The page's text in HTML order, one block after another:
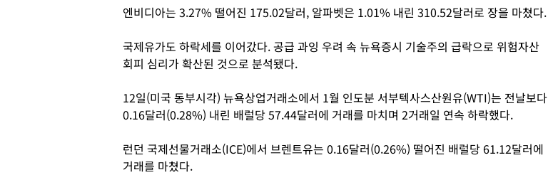
엔비디아는 3.27% 떨어진 175.02달러, 알파벳은 1.01% 내린 310.52달러로 장을 마쳤다.
국제유가도 하락세를 이어갔다. 공급 과잉 우려 속 뉴욕증시 기술주의 급락으로 위험자산
회피 심리가 확산된 것으로 분석됐다.
12일(미국 동부시각) 뉴욕상업거래소에서 1월 인도분 서부텍사스산원유(WTI)는 전날보다
0.16달러(0.28%) 내린 배럴당 57.44달러에 거래를 마치며 2거래일 연속 하락했다.
런던 국제선물거래소(ICE)에서 브렌트유는 0.16달러(0.26%) 떨어진 배럴당 61.12달러에
거래를 마쳤다.